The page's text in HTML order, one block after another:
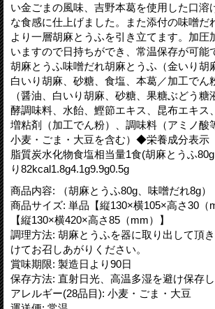
い金ごまの風味、吉野本葛を使用した口溶
な食感に仕上げました。また添付の味噌だ
より一層胡麻とうふを引き立てます。加圧
いますので日持ちができ、常温保存が可
胡麻とうふ味噌だれ胡麻とうふ（金いり胡
白いり胡麻、砂糖、食塩、本葛／加工でん
（醤油、白いり胡麻、砂糖、果糖ぶどう糖
酵調味料、水飴、鰹節エキス、昆布エキス
増粘剤（加工でん粉）、調味料（アミノ酸
小麦・ごま・大豆を含む）◆栄養成分表
脂質炭水化物食塩相当量1食(胡麻とうふ
り82kcal1.8g4.1g9.9g0.5g
商品内容:
（胡麻とうふ80g、味噌だれ
商品サイズ: 単品【縦130×横105×高さ30
【縦130×横420×高さ85（mm）】
調理方法: 胡麻とうふを器に取り出して頂
けてお召しあがりください。
賞味期限: 製造日より90日
保存方法: 直射日光、高温多湿を避け保存し
アレルギー(28品目): 小麦・ごま・大豆